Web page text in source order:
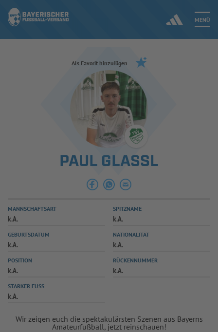
MENÜ
Jetzt einloggen
ERGEBNISSE & WETTBEWERBE
SPIELBETRIEB & VERBANDSLEBEN
AUSBILDUNG & FÖRDERUNG
SPIELPLUS
Als Favorit hinzufügen
PAUL GLASSL
MANNSCHAFTSART
k.A.
SPITZNAME
k.A.
GEBURTSDATUM
k.A.
NATIONALITÄT
k.A.
POSITION
k.A.
RÜCKENNUMMER
k.A.
STARKER FUSS
k.A.
Wir zeigen euch die spektakulärsten Szenen aus Bayerns
Amateurfußball, jetzt reinschauen!